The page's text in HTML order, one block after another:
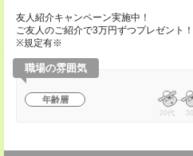
友人紹介キャンペーン実施中！
ご友人のご紹介で3万円ずつプレゼント！
※規定有※
職場の雰囲気
年齢層
20代 30